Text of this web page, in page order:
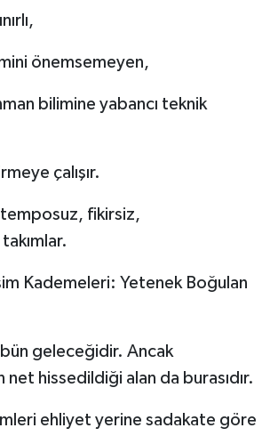
önemsemeyen,
bilimine yabancı teknik
çalışır.
fikirsiz,
Kademeleri: Yetenek Boğulan
geleceğidir. Ancak
net hissedildiği alan da burasıdır.
ehliyet yerine sadakate göre